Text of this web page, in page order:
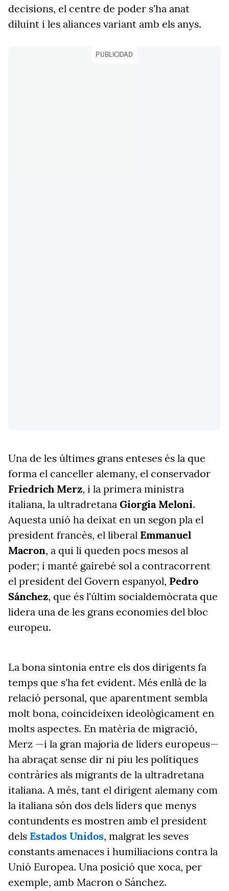
decisions, el centre de poder s'ha anat
diluint i les aliances variant amb els anys.
PUBLICIDAD
Una de les últimes grans enteses és la que
forma el canceller alemany, el conservador
Friedrich Merz, i la primera ministra
italiana, la ultradretana Giorgia Meloni.
Aquesta unió ha deixat en un segon pla el
president francès, el liberal Emmanuel
Macron, a qui li queden pocs mesos al
poder; i manté gairebé sol a contracorrent
el president del Govern espanyol, Pedro
Sánchez, que és l'últim socialdemòcrata que
lidera una de les grans economies del bloc
europeu.
La bona sintonia entre els dos dirigents fa
temps que s'ha fet evident. Més enllà de la
relació personal, que aparentment sembla
molt bona, coincideixen ideològicament en
molts aspectes. En matèria de migració,
Merz —i la gran majoria de líders europeus—
ha abraçat sense dir ni piu les polítiques
contràries als migrants de la ultradretana
italiana. A més, tant el dirigent alemany com
la italiana són dos dels líders que menys
contundents es mostren amb el president
dels Estados Unidos, malgrat les seves
constants amenaces i humiliacions contra la
Unió Europea. Una posició que xoca, per
exemple, amb Macron o Sánchez.